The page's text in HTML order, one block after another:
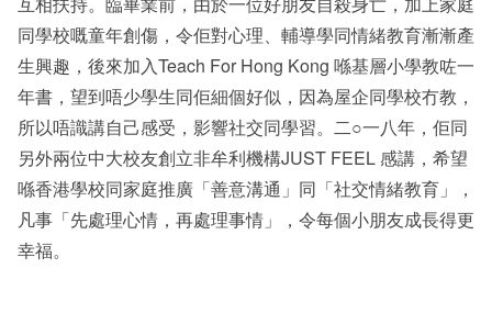
同學校嘅童年創傷，令佢對心理、輔導學同情緒教育漸漸產
生興趣，後來加入Teach For Hong Kong 喺基層小學教咗一
年書，望到唔少學生同佢細個好似，因為屋企同學校冇教，
所以唔識講自己感受，影響社交同學習。二○一八年，佢同
另外兩位中大校友創立非牟利機構JUST FEEL 感講，希望
喺香港學校同家庭推廣「善意溝通」同「社交情緒教育」，
凡事「先處理心情，再處理事情」，令每個小朋友成長得更
幸福。